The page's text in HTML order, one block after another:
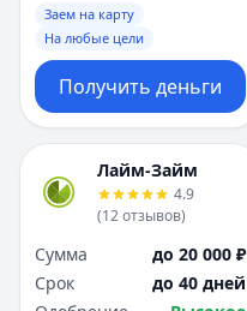
Заем на карту
На любые цели
Получить деньги
Лайм-Займ
4.9
(12отзывов)
Сумма
до 20 000 ₽
Срок
до 40 дней